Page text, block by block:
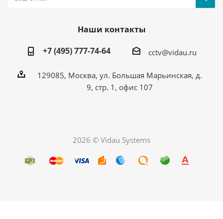
Наши контакты
+7 (495) 777-74-64
cctv@vidau.ru
129085, Москва, ул. Большая Марьинская, д.
9, стр. 1, офис 107
2026 © Vidau Systems